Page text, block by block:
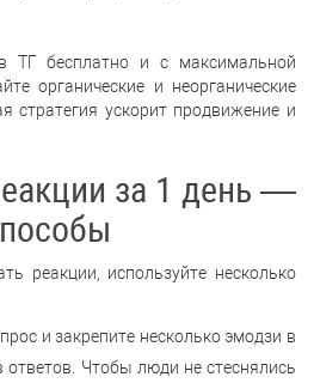
ТГ бесплатно и с максимальной
органические и неорганические
стратегия ускорит продвижение и
за 1 день —
реакции, используйте несколько
и закрепите несколько эмодзи в
ответов. Чтобы люди не стеснялись